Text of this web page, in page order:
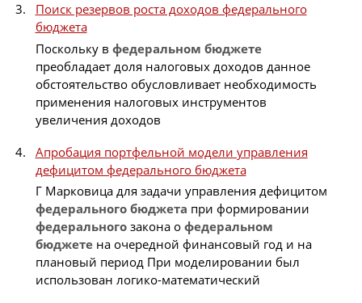
Поиск резервов роста доходов федерального
бюджета
Поскольку в федеральном бюджете
преобладает доля налоговых доходов данное
обстоятельство обусловливает необходимость
применения налоговых инструментов
увеличения доходов
Апробация портфельной модели управления
дефицитом федерального бюджета
Г Марковица для задачи управления дефицитом
федерального бюджета при формировании
федеральногозакона о федеральном
бюджетена очередной финансовый год и на
плановый период При моделировании был
использован логико-математический